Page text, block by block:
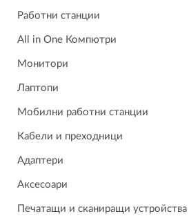
Работни станции
All in One Компютри
Монитори
Лаптопи
Мобилни работни станции
Кабели и преходници
Адаптери
Аксесоари
Клавиатури
Печатащи и сканиращи устройства